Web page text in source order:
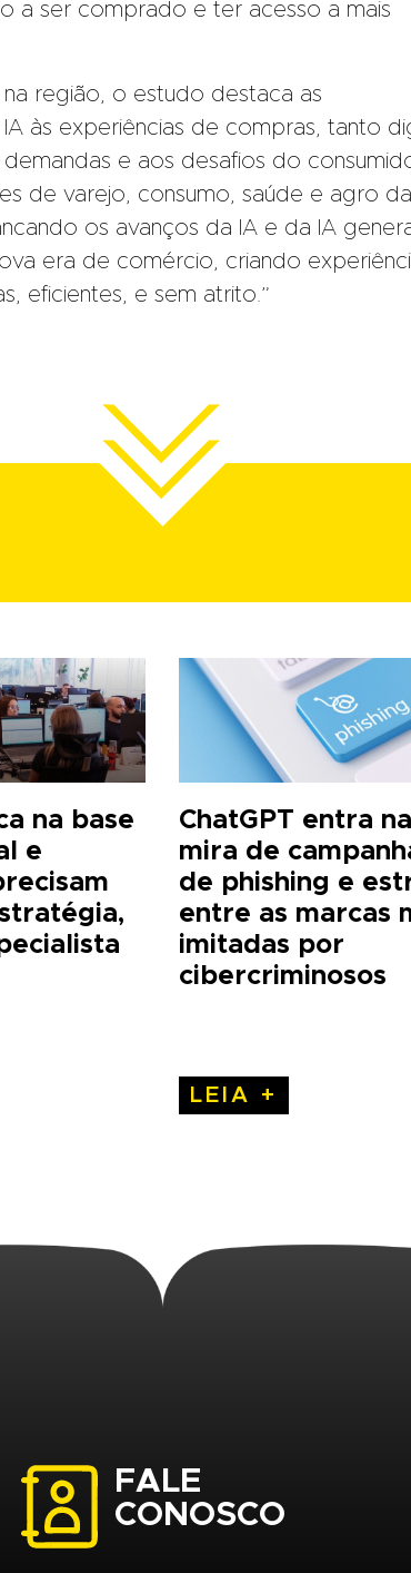
a ser comprado e ter acesso a mais
região, o estudo destaca as
às experiências de compras, tanto
e aos desafios do
de varejo, consumo, saúde e agro da
os avanços da IA e da IA
era de comércio, criando
eficientes, e sem atrito.”
na base
e
ChatGPT entra na
mira de
de phishing e
entre as marcas
imitadas por
cibercriminosos
LEIA +
FALE
CONOSCO